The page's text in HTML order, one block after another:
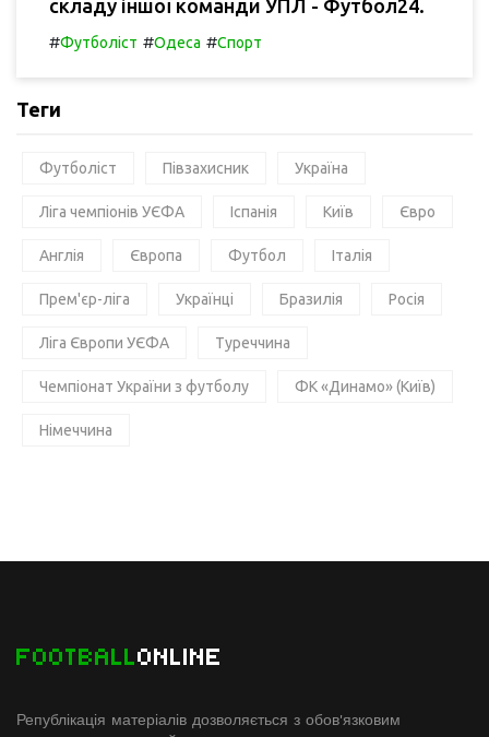
складу іншої команди УПЛ - Футбол24.
#Футболіст #Одеса #Спорт
Теги
Футболіст Півзахисник Україна
Ліга чемпіонів УЄФА Іспанія Київ Євро
Англія Європа Футбол Італія
Прем'єр-ліга Українці Бразилія Росія
Ліга Європи УЄФА Туреччина
Чемпіонат України з футболу ФК «Динамо» (Київ)
Німеччина
FOOTBALLONLINE
Републікація матеріалів дозволяється з обов'язковим